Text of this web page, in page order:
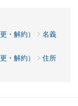
・解約）
名義
・解約）
住所